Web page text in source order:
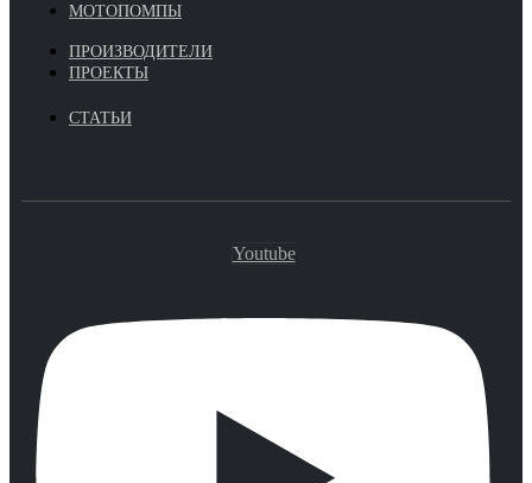
МОТОПОМПЫ
ПРОИЗВОДИТЕЛИ
ПРОЕКТЫ
СТАТЬИ
Youtube